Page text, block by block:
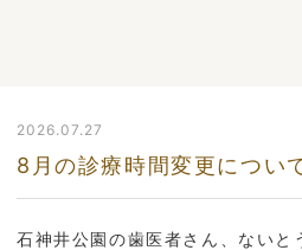
2026.07.27
8月の診療時間変更につい
石神井公園の歯医者さん、ないと